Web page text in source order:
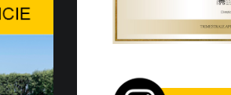
DELLA PERSONA UMANA AI
ARTIFICIALE
luglio, si è tenuta a Ginevra, una